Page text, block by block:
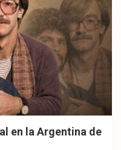
en la Argentina de